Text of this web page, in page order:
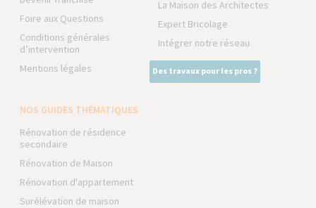
Foire aux Questions
Conditions générales
d’intervention
Mentions légales
La Maison des Architectes
Expert Bricolage
Intégrer notre réseau
Des travaux pour les pros ?
NOS GUIDES THÉMATIQUES
Rénovation de résidence
secondaire
Rénovation de Maison
Rénovation d'appartement
Surélévation de maison